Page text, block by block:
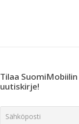
Tilaa SuomiMobiilin
uutiskirje!